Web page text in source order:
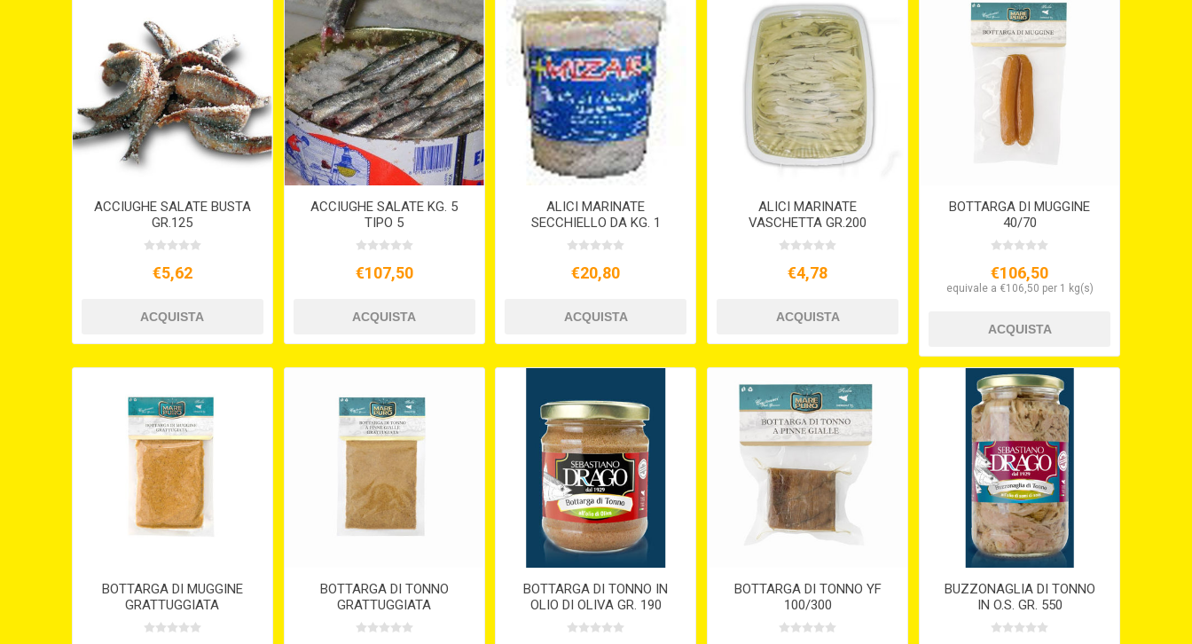
ACCIUGHE SALATE BUSTA
GR.125
€5,62
ACCIUGHE SALATE KG. 5
TIPO 5
€107,50
ALICI MARINATE
SECCHIELLO DA KG. 1
€20,80
ALICI MARINATE
VASCHETTA GR.200
€4,78
BOTTARGA DI MUGGINE
40/70
€106,50
equivale a €106,50 per 1 kg(s)
BOTTARGA DI MUGGINE
GRATTUGGIATA
BOTTARGA DI TONNO
GRATTUGGIATA
BOTTARGA DI TONNO IN
OLIO DI OLIVA GR. 190
BOTTARGA DI TONNO YF
100/300
BUZZONAGLIA DI TONNO
IN O.S. GR. 550